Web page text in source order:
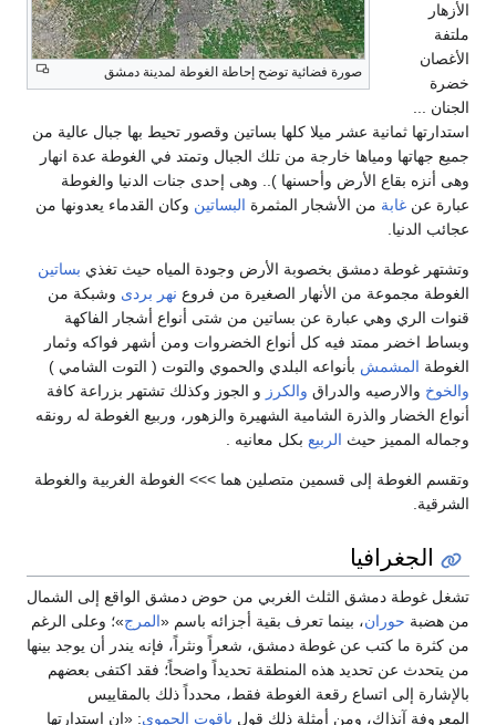
صورة فضائية توضح إحاطة الغوطة لمدينة دمشق
الأزهار
ملتفة
الأغصان
خضرة
الجنان ...
استدارتها ثمانية عشر ميلا كلها بساتين وقصور تحيط بها جبال عالية من
جميع جهاتها ومياها خارجة من تلك الجبال وتمتد في الغوطة عدة انهار
وهى أنزه بقاع الأرض وأحسنها ).. وهى إحدى جنات الدنيا والغوطة
عبارة عن غابة من الأشجار المثمرة البساتين وكان القدماء يعدونها من
عجائب الدنيا.
وتشتهر غوطة دمشق بخصوبة الأرض وجودة المياه حيث تغذي بساتين
الغوطة مجموعة من الأنهار الصغيرة من فروع نهر بردى وشبكة من
قنوات الري وهي عبارة عن بساتين من شتى أنواع أشجار الفاكهة
وبساط اخضر ممتد فيه كل أنواع الخضروات ومن أشهر فواكه وثمار
الغوطة المشمش بأنواعه البلدي والحموي والتوت ( التوت الشامي )
والخوخ والارصيه والدراق والكرز و الجوز وكذلك تشتهر بزراعة كافة
أنواع الخضار والذرة الشامية الشهيرة والزهور، وربيع الغوطة له رونقه
وجماله المميز حيث الربيع بكل معانيه .
وتقسم الغوطة إلى قسمين متصلين هما >>> الغوطة الغربية والغوطة
الشرقية.
الجغرافيا
تشغل غوطة دمشق الثلث الغربي من حوض دمشق الواقع إلى الشمال
من هضبة حوران، بينما تعرف بقية أجزائه باسم «المرج»؛ وعلى الرغم
من كثرة ما كتب عن غوطة دمشق، شعراً ونثراً، فإنه يندر أن يوجد بينها
من يتحدث عن تحديد هذه المنطقة تحديداً واضحاً؛ فقد اكتفى بعضهم
بالإشارة إلى اتساع رقعة الغوطة فقط، محدداً ذلك بالمقاييس
المعروفة آنذاك، ومن أمثلة ذلك قول ياقوت الحموي: «إن استدارتها